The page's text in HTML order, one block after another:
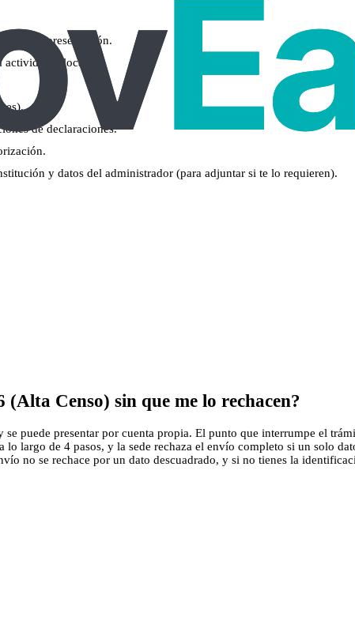
la presentación.
o local.
de declaraciones.
y datos del administrador (para adjuntar si te lo requieren).
Censo) sin que me lo rechacen?
puede presentar por cuenta propia. El punto que interrumpe el
largo de 4 pasos, y la sede rechaza el envío completo si un solo
no se rechace por un dato descuadrado, y si no tienes la